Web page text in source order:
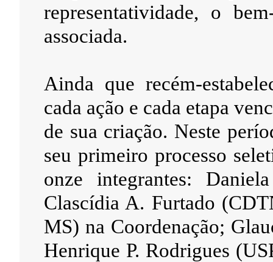
representatividade, o
associada.
Ainda que recém-
cada ação e cada etapa
de sua criação. Neste
seu primeiro processo
onze integrantes:
Clascídia A. Furtado
MS) na Coordenação;
Henrique P. Rodrigues